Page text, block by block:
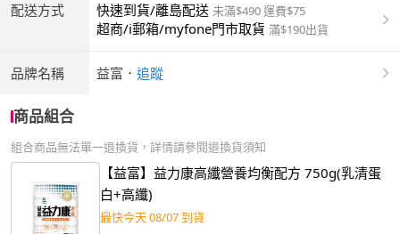
配送方式 快速到貨/離島配送 未滿$490 運費$75
超商/i郵箱/myfone門市取貨 滿$190出貨
品牌名稱 益富 ． 追蹤
商品組合
組合商品無法單一退換貨，詳情請參閱退換貨須知
【益富】益力康高纖營養均衡配方 750g(乳清蛋
白+高纖)
最快今天 08/07 到貨